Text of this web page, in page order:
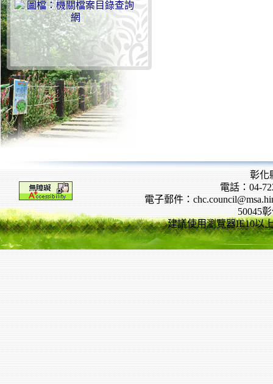
彰化
電話：04-
電子郵件：
50045
建議使用瀏覽器IE10以